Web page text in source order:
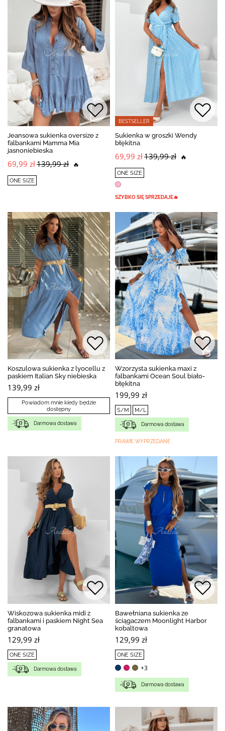
Jeansowa sukienka oversize z
falbankami Mamma Mia
jasnoniebieska
69,99 zł139,99 zł 🔥
ONE SIZE
BESTSELLER
Sukienka w groszki Wendy
błękitna
69,99 zł139,99 zł 🔥
ONE SIZE
SZYBKO SIĘ SPRZEDAJE🔥
Koszulowa sukienka z lyocellu z
paskiem Italian Sky niebieska
139,99 zł
Powiadom mnie kiedy będzie
dostępny
Darmowa dostawa
Wzorzysta sukienka maxi z
falbankami Ocean Soul biało-
błękitna
199,99 zł
S/M M/L
Darmowa dostawa
PRAWIE WYPRZEDANE
Wiskozowa sukienka midi z
falbankami i paskiem Night Sea
granatowa
129,99 zł
ONE SIZE
Darmowa dostawa
Bawełniana sukienka ze
ściągaczem Moonlight Harbor
kobaltowa
129,99 zł
ONE SIZE
+3
Darmowa dostawa